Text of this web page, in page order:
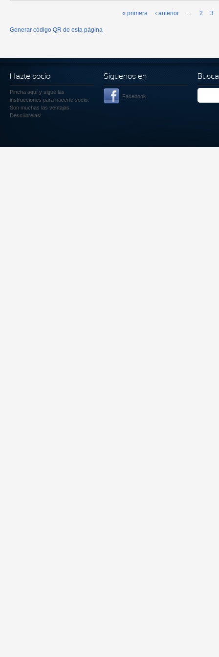
« primera ‹ anterior … 2 3
Generar código QR de esta página
Hazte socio
Pincha aquí y sigue las
instrucciones para hacerte socio.
Son muchas las ventajas.
Descúbrelas!
Siguenos en
Facebook